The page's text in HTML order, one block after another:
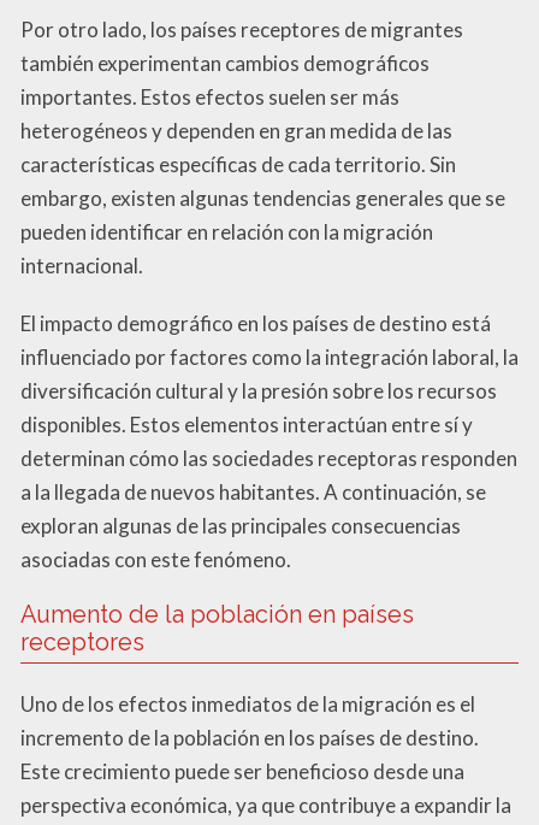
Por otro lado, los países receptores de migrantes
también experimentan cambios demográficos
importantes. Estos efectos suelen ser más
heterogéneos y dependen en gran medida de las
características específicas de cada territorio. Sin
embargo, existen algunas tendencias generales que se
pueden identificar en relación con la migración
internacional.
El impacto demográfico en los países de destino está
influenciado por factores como la integración laboral, la
diversificación cultural y la presión sobre los recursos
disponibles. Estos elementos interactúan entre sí y
determinan cómo las sociedades receptoras responden
a la llegada de nuevos habitantes. A continuación, se
exploran algunas de las principales consecuencias
asociadas con este fenómeno.
Aumento de la población en países
receptores
Uno de los efectos inmediatos de la migración es el
incremento de la población en los países de destino.
Este crecimiento puede ser beneficioso desde una
perspectiva económica, ya que contribuye a expandir la